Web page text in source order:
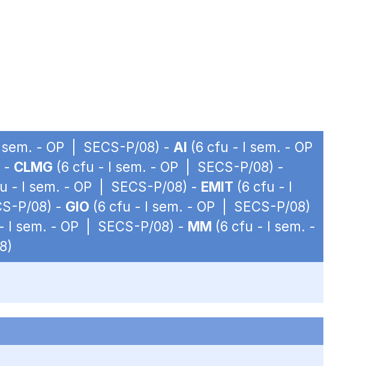
- OP | SECS-P/08) - AI (6 cfu - I sem. - OP
- CLMG (6 cfu - I sem. - OP | SECS-P/08) -
- I sem. - OP | SECS-P/08) - EMIT (6 cfu - I
P/08) - GIO (6 cfu - I sem. - OP | SECS-P/08)
I sem. - OP | SECS-P/08) - MM (6 cfu - I sem. -